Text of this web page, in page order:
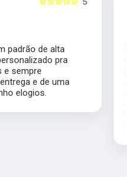
padrão de alta
pra
e sempre
e de uma
elogios.